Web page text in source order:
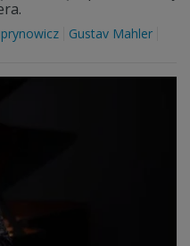
Gustav Mahler